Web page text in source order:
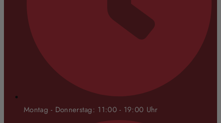
Montag - Donnerstag: 11:00 - 19:00 Uhr